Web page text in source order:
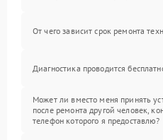
От чего зависит срок ремонта
Диагностика проводится
Может ли вместо меня принять
после ремонта другой человек,
телефон которого я предоставлю?